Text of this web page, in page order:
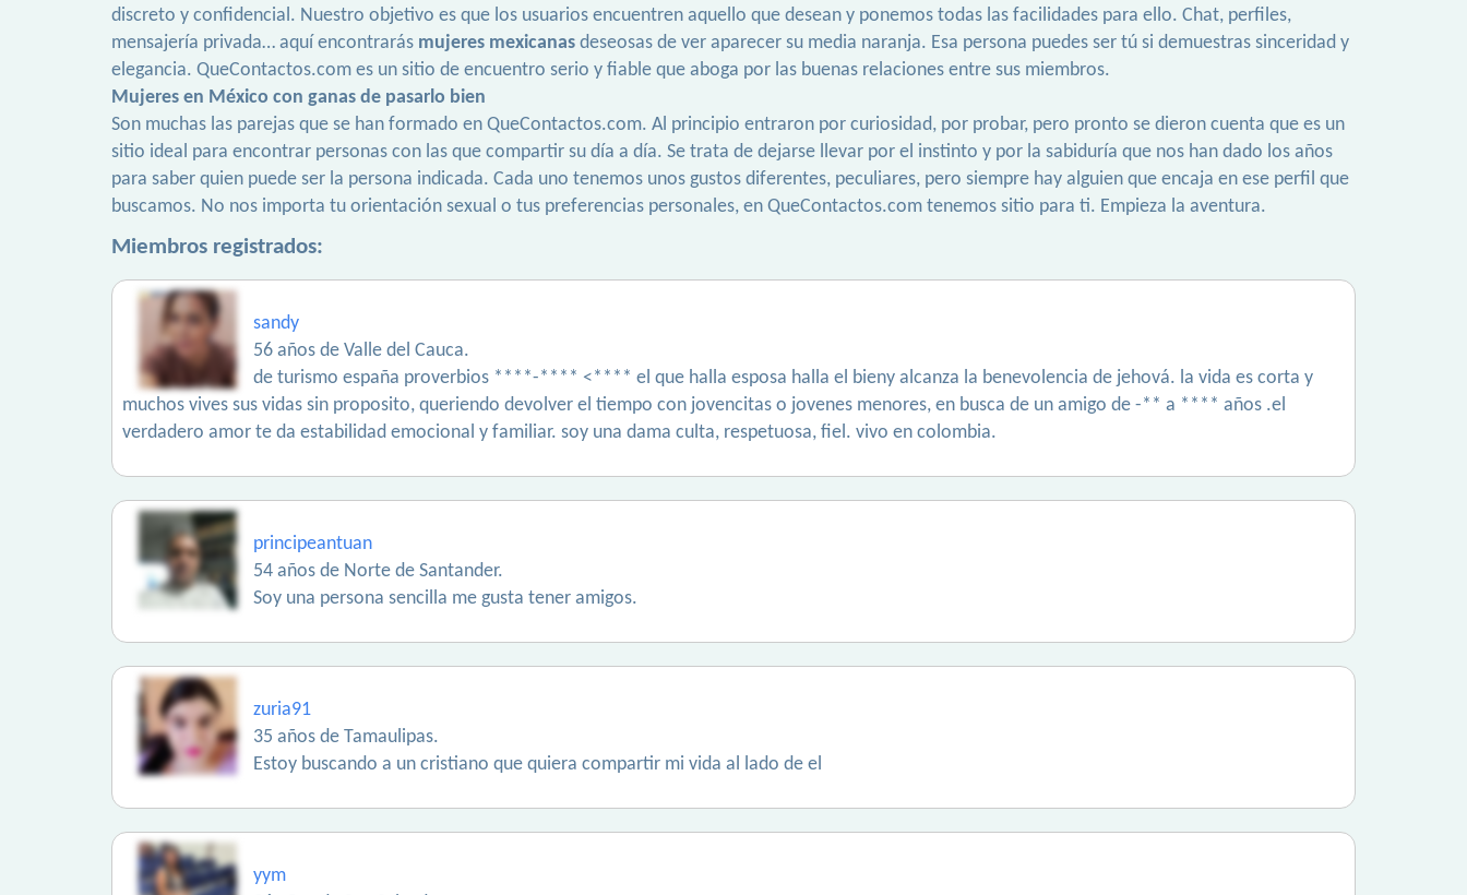
discreto y confidencial. Nuestro objetivo es que los usuarios encuentren aquello que desean y ponemos todas las facilidades para ello. Chat, perfiles,
mensajería privada… aquí encontrarás mujeres mexicanas deseosas de ver aparecer su media naranja. Esa persona puedes ser tú si demuestras sinceridad y
elegancia. QueContactos.com es un sitio de encuentro serio y fiable que aboga por las buenas relaciones entre sus miembros.
Mujeres en México con ganas de pasarlo bien
Son muchas las parejas que se han formado en QueContactos.com. Al principio entraron por curiosidad, por probar, pero pronto se dieron cuenta que es un
sitio ideal para encontrar personas con las que compartir su día a día. Se trata de dejarse llevar por el instinto y por la sabiduría que nos han dado los años
para saber quien puede ser la persona indicada. Cada uno tenemos unos gustos diferentes, peculiares, pero siempre hay alguien que encaja en ese perfil que
buscamos. No nos importa tu orientación sexual o tus preferencias personales, en QueContactos.com tenemos sitio para ti. Empieza la aventura.
Miembros registrados:
sandy
56 años de Valle del Cauca.
de turismo españa proverbios ****-**** <**** el que halla esposa halla el bieny alcanza la benevolencia de jehová. la vida es corta y
muchos vives sus vidas sin proposito, queriendo devolver el tiempo con jovencitas o jovenes menores, en busca de un amigo de -** a **** años .el
verdadero amor te da estabilidad emocional y familiar. soy una dama culta, respetuosa, fiel. vivo en colombia.
principeantuan
54 años de Norte de Santander.
Soy una persona sencilla me gusta tener amigos.
zuria91
35 años de Tamaulipas.
Estoy buscando a un cristiano que quiera compartir mi vida al lado de el
yym